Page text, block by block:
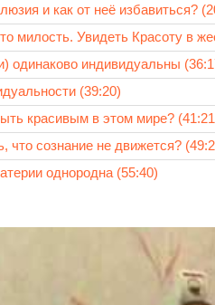
и как от неё избавиться?
милость. Увидеть Красоту в
одинаково индивидуальны
(39:20)
красивым в этом мире?
что сознание не движется?
однородна (55:40)